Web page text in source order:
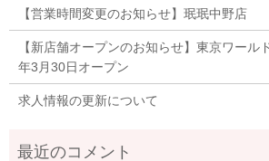
【営業時間変更のお知らせ】珉珉中野店
【新店舗オープンのお知らせ】東京ワール
年3月30日オープン
求人情報の更新について